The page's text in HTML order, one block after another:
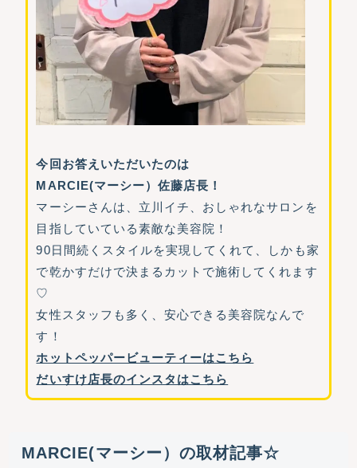
今回お答えいただいたのは
MARCIE(マーシー）佐藤店長！
マーシーさんは、立川イチ、おしゃれなサロンを
目指していている素敵な美容院！
90日間続くスタイルを実現してくれて、しかも家
で乾かすだけで決まるカットで施術してくれます
♡
女性スタッフも多く、安心できる美容院なんで
す！
ホットペッパービューティーはこちら
だいすけ店長のインスタはこちら
MARCIE(マーシー）の取材記事☆